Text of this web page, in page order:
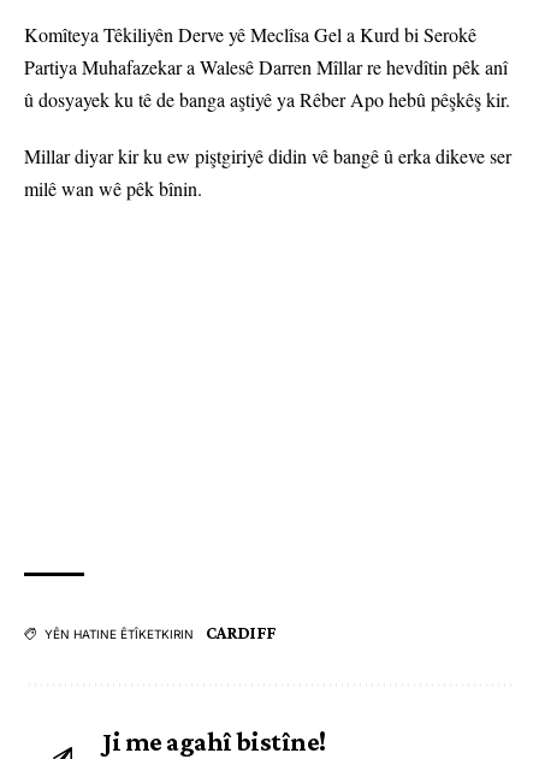
Komîteya Têkiliyên Derve yê Meclîsa Gel a Kurd bi Serokê
Partiya Muhafazekar a Walesê Darren Mîllar re hevdîtin pêk anî
û dosyayek ku tê de banga aştiyê ya Rêber Apo hebû pêşkêş kir.
Millar diyar kir ku ew piştgiriyê didin vê bangê û erka dikeve ser
milê wan wê pêk bînin.
YÊN HATINE ÊTÎKETKIRIN CARDIFF
Ji me agahî bistîne!